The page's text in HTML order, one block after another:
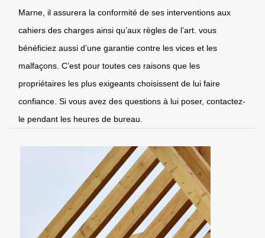
Marne, il assurera la conformité de ses interventions aux
cahiers des charges ainsi qu’aux règles de l’art. vous
bénéficiez aussi d’une garantie contre les vices et les
malfaçons. C’est pour toutes ces raisons que les
propriétaires les plus exigeants choisissent de lui faire
confiance. Si vous avez des questions à lui poser, contactez-
le pendant les heures de bureau.